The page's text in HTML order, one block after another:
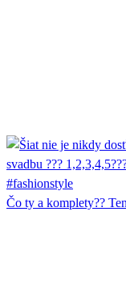
Čo ty a komplety??